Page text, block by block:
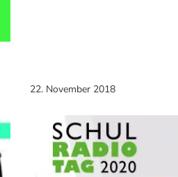
22. November 2018